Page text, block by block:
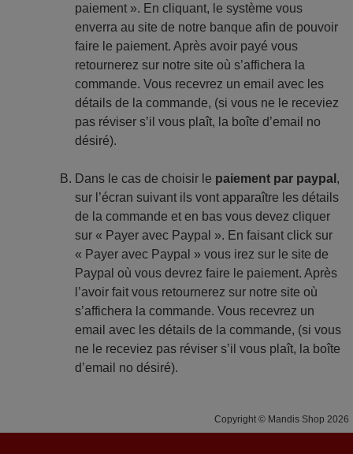
paiement ». En cliquant, le système vous
enverra au site de notre banque afin de pouvoir
faire le paiement. Après avoir payé vous
retournerez sur notre site où s’affichera la
commande. Vous recevrez un email avec les
détails de la commande, (si vous ne le receviez
pas réviser s’il vous plaît, la boîte d’email no
désiré).
Dans le cas de choisir le paiement par paypal ,
sur l’écran suivant ils vont apparaître les détails
de la commande et en bas vous devez cliquer
sur « Payer avec Paypal ». En faisant click sur
« Payer avec Paypal » vous irez sur le site de
Paypal où vous devrez faire le paiement. Après
l’avoir fait vous retournerez sur notre site où
s’affichera la commande. Vous recevrez un
email avec les détails de la commande, (si vous
ne le receviez pas réviser s’il vous plaît, la boîte
d’email no désiré).
Copyright © Mandis Shop 2026